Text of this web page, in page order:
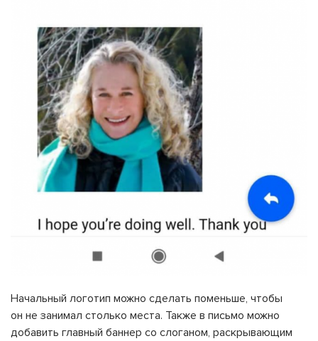
Начальный логотип можно сделать поменьше, чтобы
он не занимал столько места. Также в письмо можно
добавить главный баннер со слоганом, раскрывающим